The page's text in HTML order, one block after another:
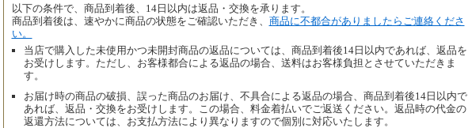
以下の条件で、商品到着後、14日以内は返品・交換を承ります。
商品到着後は、速やかに商品の状態をご確認いただき、 商品に不都合がありましたらご連絡くださ
い。
当店で購入した未使用かつ未開封商品の返品については、商品到着後14日以内であれば、返品を
お受けします。ただし、お客様都合による返品の場合、送料はお客様負担とさせていただきま
す。
お届け時の商品の破損、誤った商品のお届け、不具合による返品の場合、商品到着後14日以内で
あれば、返品・交換をお受けします。この場合、料金着払いでご返送ください。返品時の代金の
返還方法については、お支払方法により異なりますので個別に対応いたします。